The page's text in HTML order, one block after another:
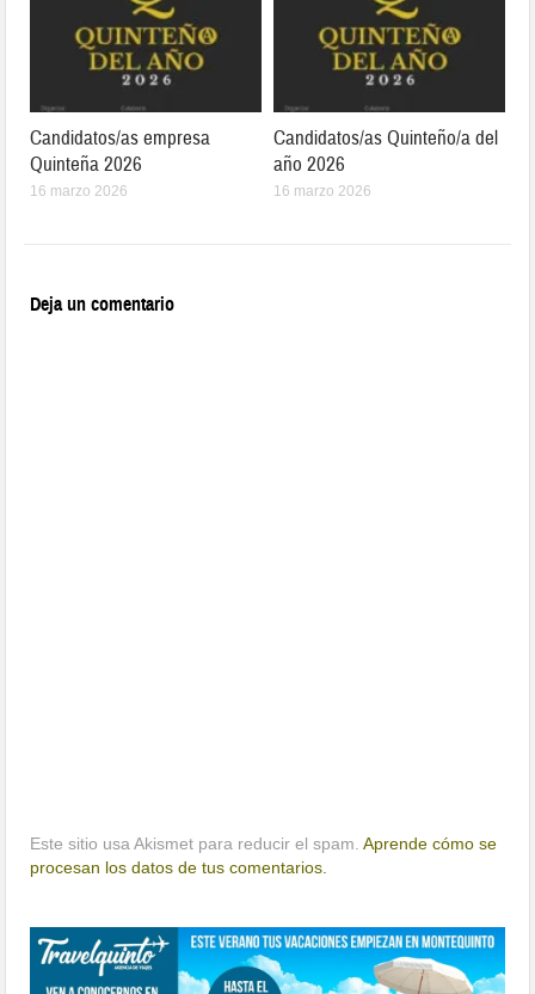
Candidatos/as empresa
Quinteña 2026
16 marzo 2026
Candidatos/as Quinteño/a del
año 2026
16 marzo 2026
Deja un comentario
Este sitio usa Akismet para reducir el spam.Aprende cómo se
procesan los datos de tus comentarios.